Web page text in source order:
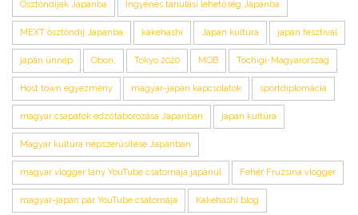
Ösztöndíjak Japánba Ingyenes tanulási lehetőség Japánba
MEXT ösztöndíj Japánba kakehashi Japán kultúra japán fesztivál
japán ünnep Obon, Tokyo 2020 MOB Tochigi-Magyarország
Host town egyezmény magyar-japán kapcsolatok sportdiplomácia
magyar csapatok edzőtáborozása Japánban japán kultúra
Magyar kultúra népszerűsítése Japánban
magyar vlogger lány YouTube csatornája japánul Fehér Fruzsina vlogger
magyar-japán pár YouTube csatornája Kakehashi blog